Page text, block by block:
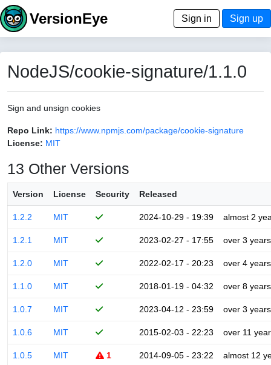
VersionEye Sign in Sign up
NodeJS/cookie-signature/1.1.0
Sign and unsign cookies
Repo Link: https://www.npmjs.com/package/cookie-signature
License: MIT
13 Other Versions
Version License Security Released
1.2.2 MIT 2024-10-29 - 19:39 almost 2
1.2.1 MIT 2023-02-27 - 17:55 over 3 years
1.2.0 MIT 2022-02-17 - 20:23 over 4 years
1.1.0 MIT 2018-01-19 - 04:32 over 8 years
1.0.7 MIT 2023-04-12 - 23:59 over 3 years
1.0.6 MIT 2015-02-03 - 22:23 over 11
1.0.5 MIT 1 2014-09-05 - 23:22 almost 12